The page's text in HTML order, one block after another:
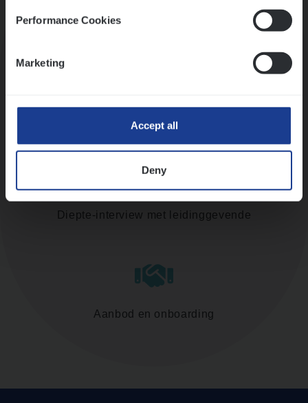
Performance Cookies
Marketing
Accept all
Deny
Kennismaking met HR
Diepte-interview met leidinggevende
Aanbod en onboarding